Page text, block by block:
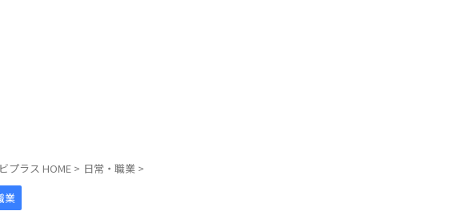
プラス HOME > 日常・職業 >
業